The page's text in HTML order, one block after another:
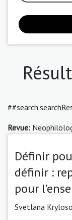
Revue:
Définir
définir :
pour
Svetlana